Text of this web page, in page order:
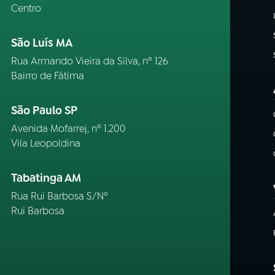
Centro
São Luís MA
Rua Armando Vieira da Silva, nº 126
Bairro de Fátima
São Paulo SP
Avenida Mofarrej, nº 1.200
Vila Leopoldina
Tabatinga AM
Rua Rui Barbosa S/Nº
Rui Barbosa